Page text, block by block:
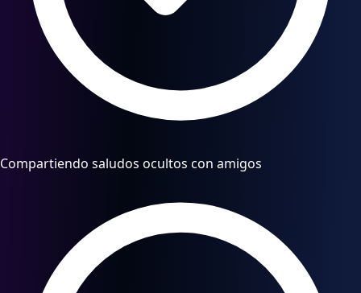
Compartiendo saludos ocultos con amigos